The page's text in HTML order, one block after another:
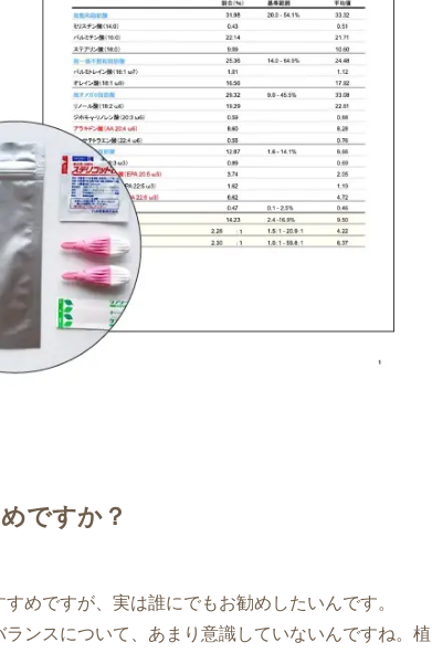
ですか？
めですが、実は誰にでもお勧めしたいんです。
ンスについて、あまり意識していないんですね。植